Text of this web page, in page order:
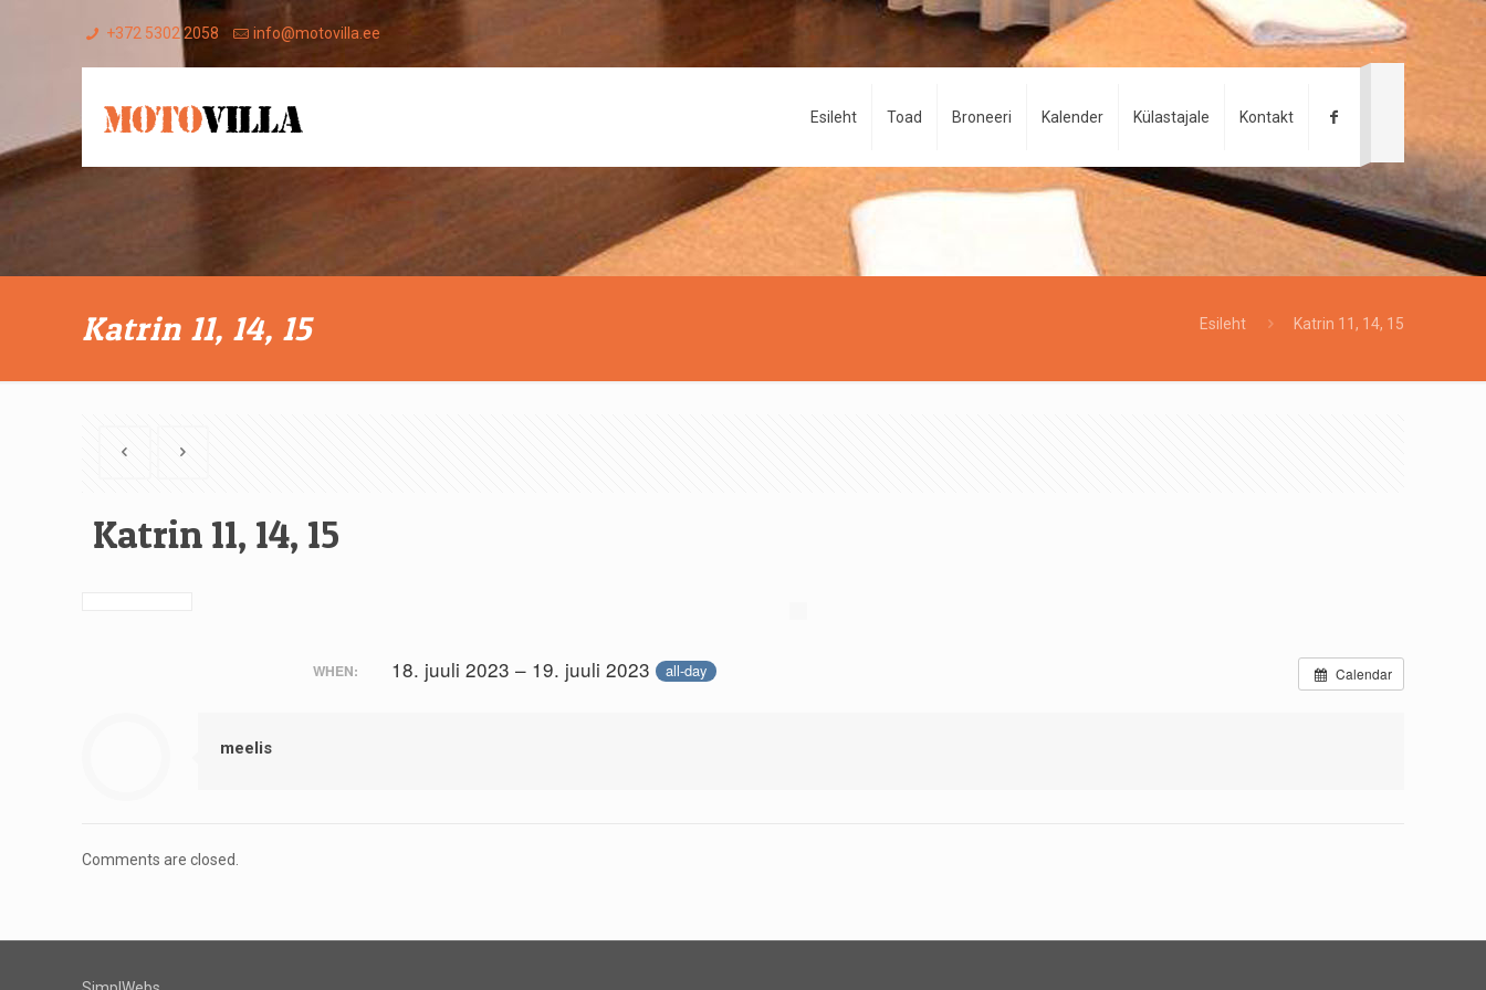
+372 5302 2058 info@motovilla.ee
Esileht Toad Broneeri Kalender Külastajale Kontakt
Katrin 11, 14, 15 Esileht Katrin 11, 14, 15
Katrin 11, 14, 15
Calendar
WHEN: 18. juuli 2023 – 19. juuli 2023 all-day
meelis
Comments are closed.